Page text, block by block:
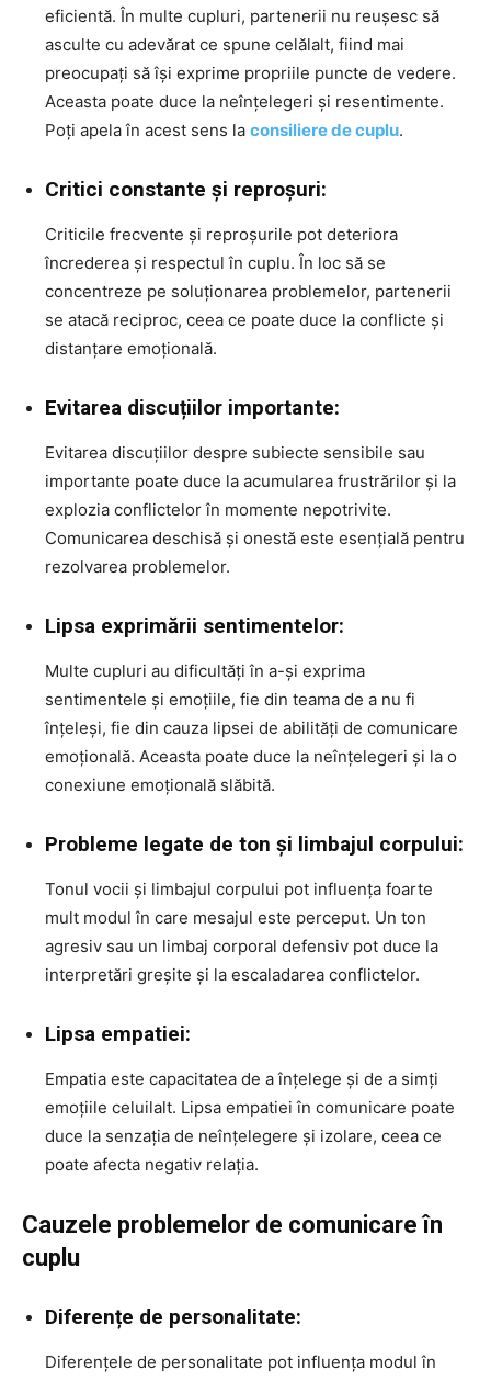
eficientă. În multe cupluri, partenerii nu reușesc să
asculte cu adevărat ce spune celălalt, fiind mai
preocupați să își exprime propriile puncte de vedere.
Aceasta poate duce la neînțelegeri și resentimente.
Poți apela în acest sens la consiliere de cuplu.
Critici constante și reproșuri:
Criticile frecvente și reproșurile pot deteriora
încrederea și respectul în cuplu. În loc să se
concentreze pe soluționarea problemelor, partenerii
se atacă reciproc, ceea ce poate duce la conflicte și
distanțare emoțională.
Evitarea discuțiilor importante:
Evitarea discuțiilor despre subiecte sensibile sau
importante poate duce la acumularea frustrărilor și la
explozia conflictelor în momente nepotrivite.
Comunicarea deschisă și onestă este esențială pentru
rezolvarea problemelor.
Lipsa exprimării sentimentelor:
Multe cupluri au dificultăți în a-și exprima
sentimentele și emoțiile, fie din teama de a nu fi
înțeleși, fie din cauza lipsei de abilități de comunicare
emoțională. Aceasta poate duce la neînțelegeri și la o
conexiune emoțională slăbită.
Probleme legate de ton și limbajul corpului:
Tonul vocii și limbajul corpului pot influența foarte
mult modul în care mesajul este perceput. Un ton
agresiv sau un limbaj corporal defensiv pot duce la
interpretări greșite și la escaladarea conflictelor.
Lipsa empatiei:
Empatia este capacitatea de a înțelege și de a simți
emoțiile celuilalt. Lipsa empatiei în comunicare poate
duce la senzația de neînțelegere și izolare, ceea ce
poate afecta negativ relația.
Cauzele problemelor de comunicare în
cuplu
Diferențe de personalitate:
Diferențele de personalitate pot influența modul în